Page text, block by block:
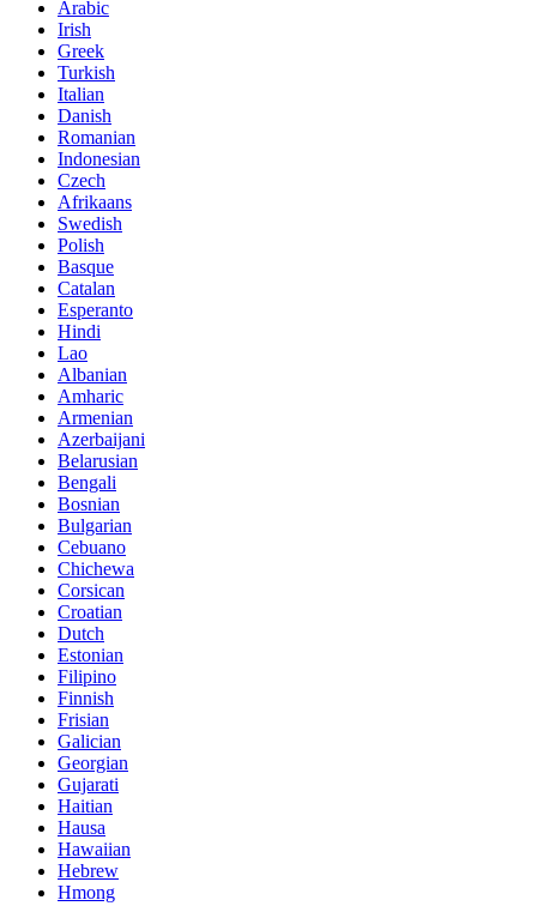
Arabic
Irish
Greek
Turkish
Italian
Danish
Romanian
Indonesian
Czech
Afrikaans
Swedish
Polish
Basque
Catalan
Esperanto
Hindi
Lao
Albanian
Amharic
Armenian
Azerbaijani
Belarusian
Bengali
Bosnian
Bulgarian
Cebuano
Chichewa
Corsican
Croatian
Dutch
Estonian
Filipino
Finnish
Frisian
Galician
Georgian
Gujarati
Haitian
Hausa
Hawaiian
Hebrew
Hmong